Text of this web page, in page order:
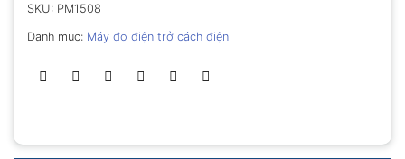
SKU: PM1508
Danh mục: Máy đo điện trở cách điện